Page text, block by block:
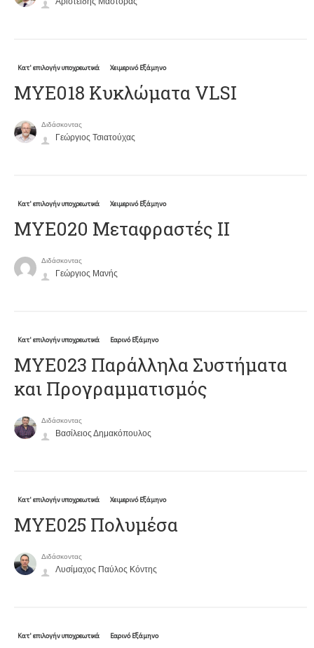
Κατ' επιλογήν υποχρεωτικά Χειμερινό Εξάμηνο
MYE018 Κυκλώματα VLSI
Διδάσκοντας
Γεώργιος Τσιατούχας
Κατ' επιλογήν υποχρεωτικά Χειμερινό Εξάμηνο
ΜΥΕ020 Μεταφραστές ΙΙ
Διδάσκοντας
Γεώργιος Μανής
Κατ' επιλογήν υποχρεωτικά Εαρινό Εξάμηνο
ΜΥΕ023 Παράλληλα Συστήματα
και Προγραμματισμός
Διδάσκοντας
Βασίλειος Δημακόπουλος
Κατ' επιλογήν υποχρεωτικά Χειμερινό Εξάμηνο
ΜΥΕ025 Πολυμέσα
Διδάσκοντας
Λυσίμαχος Παύλος Κόντης
Κατ' επιλογήν υποχρεωτικά Εαρινό Εξάμηνο